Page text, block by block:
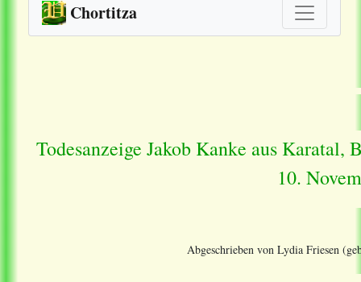
Chortitza
Todesanzeige Jakob Kanke aus
10.
Abgeschrieben von Lydia Friesen